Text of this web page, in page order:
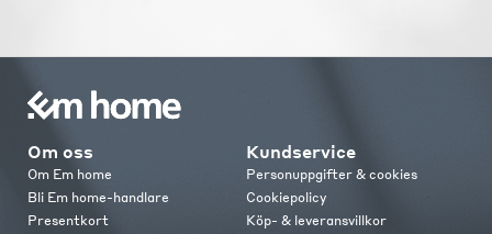
Om oss
Om Em home
Bli Em home-handlare
Presentkort
Kundservice
Personuppgifter & cookies
Cookiepolicy
Köp- & leveransvillkor